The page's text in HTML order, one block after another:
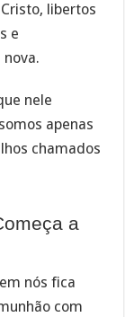
libertos
e
nele
apenas
chamados
a
nós fica
com